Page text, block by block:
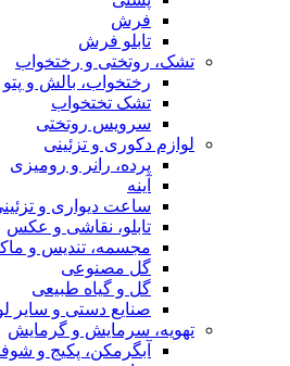
فرش
تابلو فرش
تشک، روتختی و رختخواب
رختخواب، بالش و پتو
تشک تختخواب
سرویس روتختی
لوازم دکوری و تزئینی
پرده، رانر و رومیزی
آینه
ساعت دیواری و
تابلو، نقاشی و عکس
مجسمه، تندیس و
گل مصنوعی
گل و گیاه طبیعی
صنایع دستی و سایر
تهویه، سرمایش و گرمایش
آبگرمکن، پکیج و